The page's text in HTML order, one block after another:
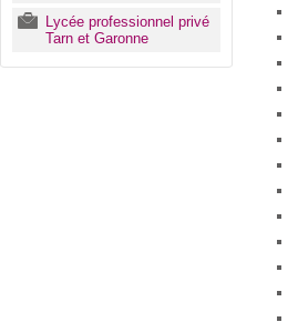
Lycée professionnel privé
Tarn et Garonne